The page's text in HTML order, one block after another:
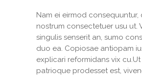
Nam ei eirmod consequuntur,
nostrum consectetuer usu ut.
singulis senserit an, sumo
duo ea. Copiosae antiopam
explicari reformidans vix
patrioque prodesset est,